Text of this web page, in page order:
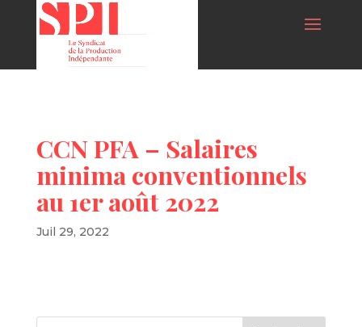
CCN PFA – Salaires
minima conventionnels
au 1er août 2022
Juil 29, 2022